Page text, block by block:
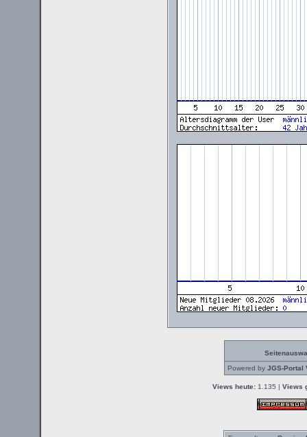
Powered by JGS-Portal
Views heute: 1.135 | Views